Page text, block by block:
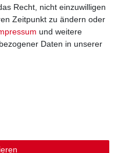
Kontakt
Recht, nicht einzuwilligen
Zeitpunkt zu ändern oder
und weitere
Daten in unserer